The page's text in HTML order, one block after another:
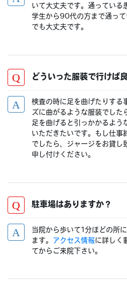
いて大丈夫です。通っている
学生から90代の方まで通っ
でも大丈夫です。
どういった服装で行けば
検査の時に足を曲げたりする
ズに曲がるような服装でした
足を曲げると引っかかるよう
いただきたいです。もし仕事
でしたら、ジャージをお貸し
申し付けください。
駐車場はありますか？
当院から歩いて1分ほどの所
ます。 アクセス情報に詳しく
てからご来院下さい。